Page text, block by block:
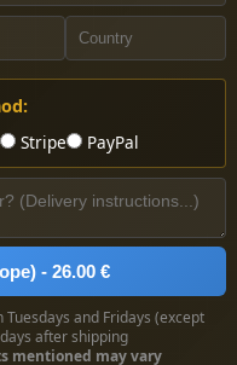
Stripe PayPal
- 26.00 €
and Fridays (except
after shipping
mentioned may vary